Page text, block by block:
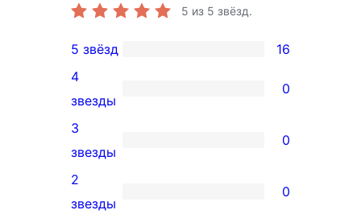
5 из 5 звёзд.
16
5-
звездный
отзыв
5 звёзд 16
0
4-
звездный
отзыв
4
звезды
0
0
3-
звездный
3
звезды
0
0
2
звезды
0